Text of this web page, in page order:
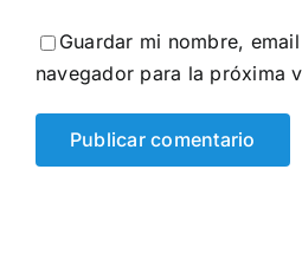
Guardar mi nombre,
navegador para la próxima